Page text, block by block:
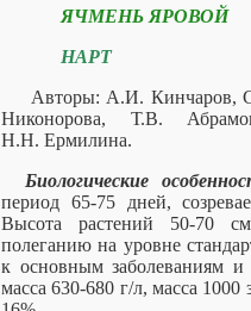
ЯЧМЕНЬ ЯРОВОЙ
НАРТ
Авторы: А.И. Кинчаров,
Никонорова, Т.В.
Н.Н. Ермилина.
Биологические
период 65-75 дней,
Высота растений 50-70
полеганию на уровне
к основным заболеваниям и
масса 630-680 г/л, масса 1000